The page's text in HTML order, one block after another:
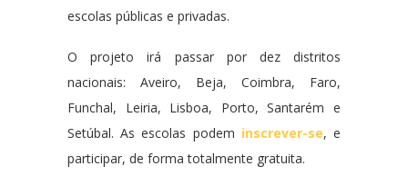
escolas públicas e privadas.
O projeto irá passar por dez distritos
nacionais: Aveiro, Beja, Coimbra, Faro,
Funchal, Leiria, Lisboa, Porto, Santarém e
Setúbal. As escolas podem inscrever-se, e
participar, de forma totalmente gratuita.